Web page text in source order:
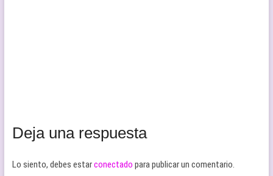
Deja una respuesta
Lo siento, debes estarconectado para publicar un comentario.